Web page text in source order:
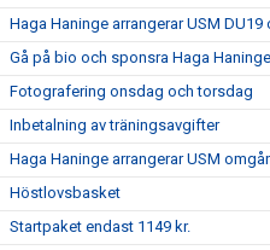
Haga Haninge arrangerar USM DU19
Gå på bio och sponsra Haga Haninge
Fotografering onsdag och torsdag
Inbetalning av träningsavgifter
Haga Haninge arrangerar USM
Höstlovsbasket
Startpaket endast 1149 kr.